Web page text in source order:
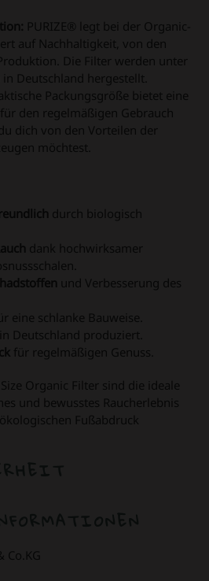
PURIZE® legt bei der Organic-
auf Nachhaltigkeit, von den
Die Filter werden unter
Deutschland hergestellt.
Packungsgröße bietet eine
den regelmäßigen Gebrauch
dich von den Vorteilen der
möchtest.
durch biologisch
dank hochwirksamer
und Verbesserung des
eine schlanke Bauweise.
in Deutschland produziert.
für regelmäßigen Genuss.
Organic Filter sind die ideale
und bewusstes Raucherlebnis
Fußabdruck
Co.KG